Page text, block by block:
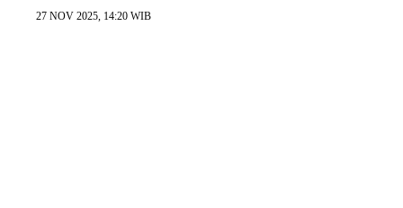
27 NOV 2025, 14:20 WIB